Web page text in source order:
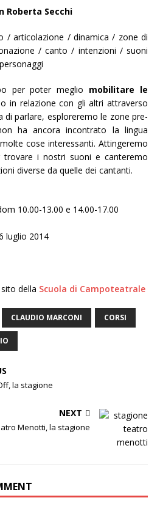
Roberta Secchi
articolazione / dinamica / zone di
/ canto / intenzioni / suoni
per poter meglio mobilitare le
in relazione con gli altri attraverso
di parlare, esploreremo le zone pre-
ha ancora incontrato la lingua
cose interessanti. Attingeremo
trovare i nostri suoni e canteremo
diverse da quelle dei cantanti.
10.00-13.00 e 14.00-17.00
luglio 2014
della Scuola di Campoteatrale
CLAUDIO MARCONI CORSI
la stagione
NEXT
Menotti, la stagione